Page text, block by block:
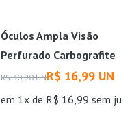
Óculos Ampla Visão
Perfurado Carbografite
R$ 30,90 UNR$ 16,99 UN
em 1x de R$ 16,99 sem